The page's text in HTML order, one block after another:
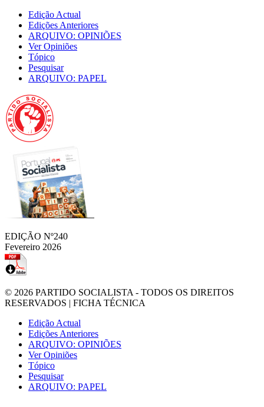
Edição Actual
Edições Anteriores
ARQUIVO: OPINIÕES
Ver Opiniões
Tópico
Pesquisar
ARQUIVO: PAPEL
EDIÇÃO Nº240
Fevereiro 2026
© 2026 PARTIDO SOCIALISTA - TODOS OS DIREITOS
RESERVADOS | FICHA TÉCNICA
Edição Actual
Edições Anteriores
ARQUIVO: OPINIÕES
Ver Opiniões
Tópico
Pesquisar
ARQUIVO: PAPEL